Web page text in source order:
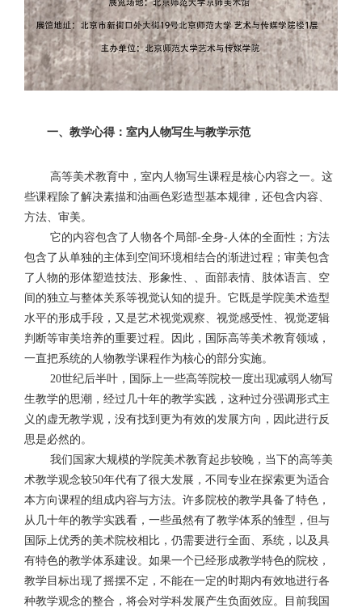
一、教学心得： 室内人物写生与教学示范
高等美术教育中，室内人物写生课程是核心内容之一。这
些课程除了解决素描和油画色彩造型基本规律，还包含内容、
方法、审美。
它的内容包含了人物各个局部-全身-人体的全面性；方法
包含了从单独的主体到空间环境相结合的渐进过程；审美包含
了人物的形体塑造技法、形象性、、面部表情、肢体语言、空
间的独立与整体关系等视觉认知的提升。它既是学院美术造型
水平的形成手段，又是艺术视觉观察、视觉感受性、视觉逻辑
判断等审美培养的重要过程。因此，国际高等美术教育领域，
一直把系统的人物教学课程作为核心的部分实施。
20世纪后半叶，国际上一些高等院校一度出现减弱人物写
生教学的思潮，经过几十年的教学实践，这种过分强调形式主
义的虚无教学观，没有找到更为有效的发展方向，因此进行反
思是必然的。
我们国家大规模的学院美术教育起步较晚，当下的高等美
术教学观念较50年代有了很大发展，不同专业在探索更为适合
本方向课程的组成内容与方法。许多院校的教学具备了特色，
从几十年的教学实践看，一些虽然有了教学体系的雏型，但与
国际上优秀的美术院校相比，仍需要进行全面、系统，以及具
有特色的教学体系建设。如果一个已经形成教学特色的院校，
教学目标出现了摇摆不定，不能在一定的时期内有效地进行各
种教学观念的整合，将会对学科发展产生负面效应。目前我国